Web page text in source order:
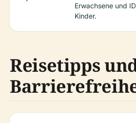
Erwachsene und
Kinder.
Reisetipps